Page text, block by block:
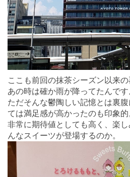
ここも前回の抹茶シーズン以来の
あの時は確か雨が降ってたんです
ただそんな鬱陶しい記憶とは裏
ては満足感が高かったのも印象的
非常に期待値としても高く、楽
んなスイーツが登場するのか。